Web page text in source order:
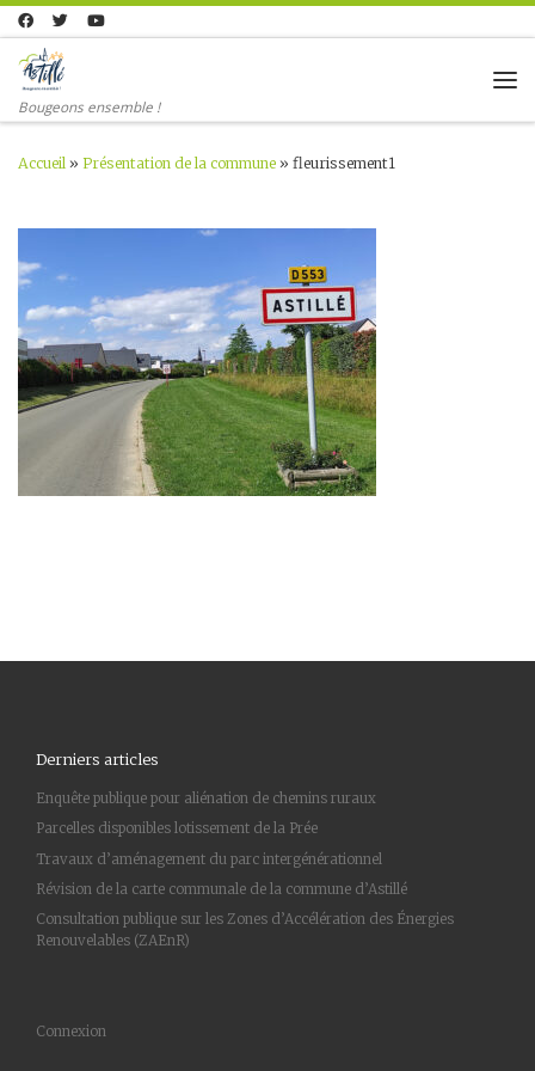
Skip to content
Bougeons ensemble !
Accueil » Présentation de la commune » fleurissement1
Derniers articles
Enquête publique pour aliénation de chemins ruraux
Parcelles disponibles lotissement de la Prée
Travaux d’aménagement du parc intergénérationnel
Révision de la carte communale de la commune d’Astillé
Consultation publique sur les Zones d’Accélération des Énergies
Renouvelables (ZAEnR)
Connexion